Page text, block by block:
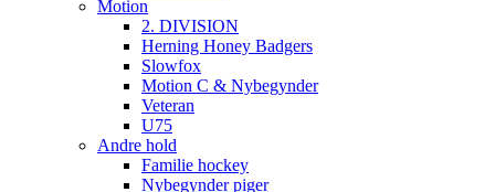
Motion
2. DIVISION
Herning Honey Badgers
Slowfox
Motion C & Nybegynder
Veteran
U75
Andre hold
Familie hockey
Nybegynder piger